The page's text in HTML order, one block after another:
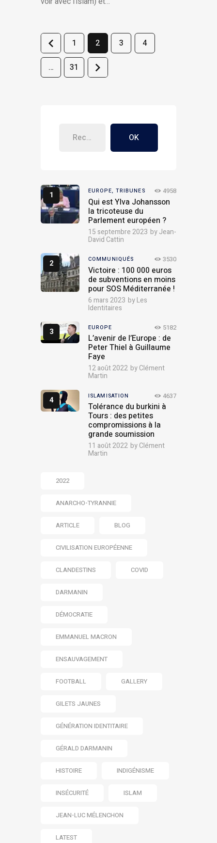
1 2 3 4
… 31
>
OK
EUROPE, TRIBUNES 4958
Qui est Ylva Johansson
la tricoteuse du
Parlement européen ?
15 septembre 2023 byJean-
David Cattin
COMMUNIQUÉS 3530
Victoire : 100 000 euros
de subventions en moins
pour SOS Méditerranée !
6 mars 2023 byLes
Identitaires
EUROPE 5182
L’avenir de l’Europe : de
Peter Thiel à Guillaume
Faye
12 août 2022 byClément
Martin
ISLAMISATION 4637
Tolérance du burkini à
Tours : des petites
compromissions à la
grande soumission
11 août 2022 byClément
Martin
2022
ANARCHO-TYRANNIE
ARTICLE BLOG
CIVILISATION EUROPÉENNE
CLANDESTINS COVID
DARMANIN
DÉMOCRATIE
EMMANUEL MACRON
ENSAUVAGEMENT
FOOTBALL GALLERY
GILETS JAUNES
GÉNÉRATION IDENTITAIRE
GÉRALD DARMANIN
HISTOIRE INDIGÉNISME
INSÉCURITÉ ISLAM
JEAN-LUC MÉLENCHON
LATEST